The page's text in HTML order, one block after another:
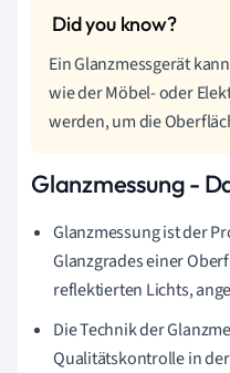
Ein Glanzmessgerät
wie der Möbel- oder
werden, um die
Glanzmessung -
Glanzmessung ist der
Glanzgrades einer
reflektierten Lichts,
Die Technik der
Qualitätskontrolle in